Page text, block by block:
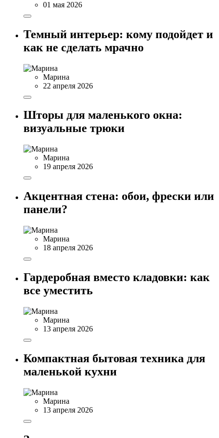
01 мая 2026
Темный интерьер: кому подойдет и
как не сделать мрачно
Марина
22 апреля 2026
Шторы для маленького окна:
визуальные трюки
Марина
19 апреля 2026
Акцентная стена: обои, фрески или
панели?
Марина
18 апреля 2026
Гардеробная вместо кладовки: как
все уместить
Марина
13 апреля 2026
Компактная бытовая техника для
маленькой кухни
Марина
13 апреля 2026